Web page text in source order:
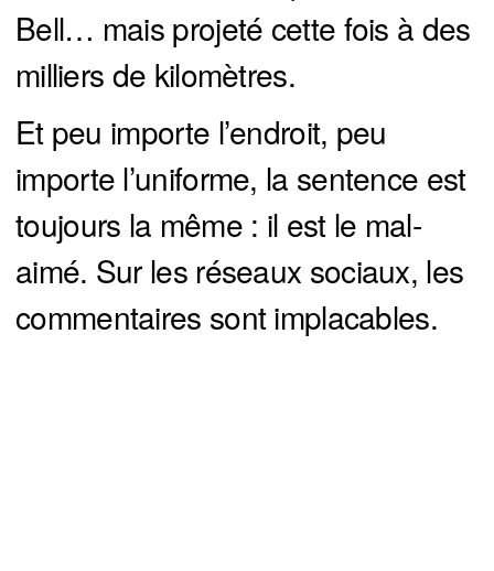
Bell… mais projeté cette fois à des
milliers de kilomètres.
Et peu importe l’endroit, peu
importe l’uniforme, la sentence est
toujours la même : il est le mal-
aimé. Sur les réseaux sociaux, les
commentaires sont implacables.